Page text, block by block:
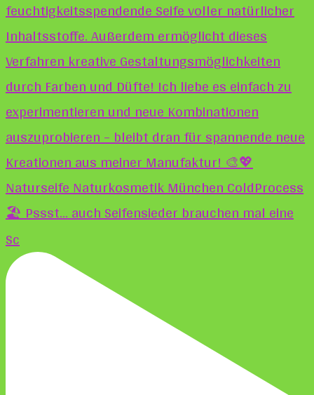
🏖️ Pssst... auch Seifensieder brauchen mal eine
Sc